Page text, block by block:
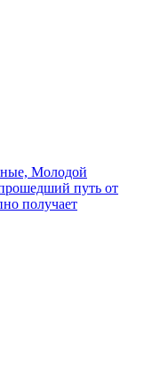
Молодой
путь от
получает